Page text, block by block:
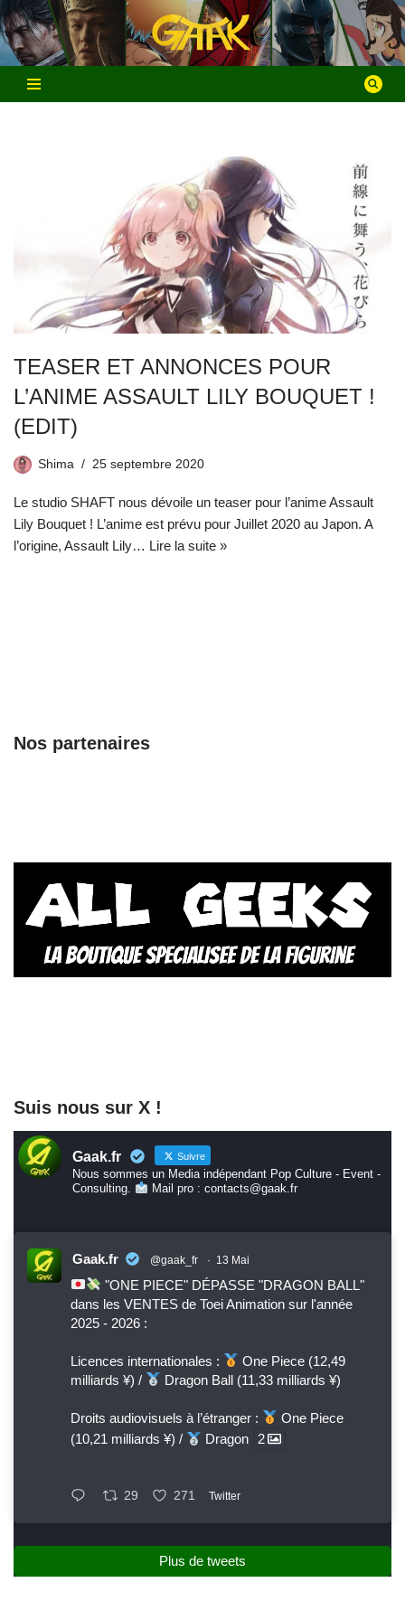
Aller
au
contenu
TEASER ET ANNONCES POUR
L’ANIME ASSAULT LILY BOUQUET !
(EDIT)
Shima 25 septembre 2020
Le studio SHAFT nous dévoile un teaser pour l’anime Assault
Lily Bouquet ! L’anime est prévu pour Juillet 2020 au Japon. A
l’origine, Assault Lily… Lire la suite »
Nos partenaires
Suis nous sur X !
Gaak.fr Suivre
Nous sommes un Media indépendant Pop Culture - Event -
Consulting.
Mail pro : contacts@gaak.fr
Gaak.fr @gaak_fr · 13 Mai
"ONE PIECE" DÉPASSE "DRAGON BALL"
dans les VENTES de Toei Animation sur l'année
2025 - 2026 :
Licences internationales :
One Piece (12,49
milliards ¥) /
Dragon Ball (11,33 milliards ¥)
Droits audiovisuels à l’étranger :
One Piece
(10,21 milliards ¥) /
Dragon 2
29 271 Twitter
Plus de tweets